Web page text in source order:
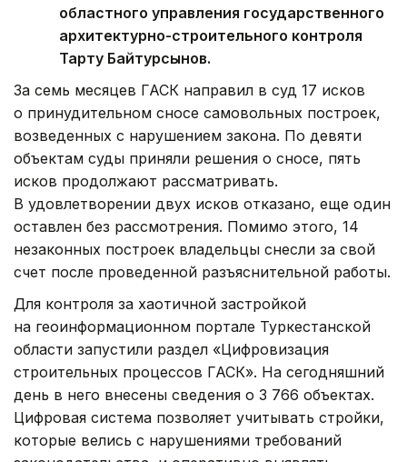
областного управления государственного
архитектурно-строительного контроля
Тарту Байтурсынов.
За семь месяцев ГАСК направил в суд 17 исков
о принудительном сносе самовольных построек,
возведенных с нарушением закона. По девяти
объектам суды приняли решения о сносе, пять
исков продолжают рассматривать.
В удовлетворении двух исков отказано, еще один
оставлен без рассмотрения. Помимо этого, 14
незаконных построек владельцы снесли за свой
счет после проведенной разъяснительной работы.
Для контроля за хаотичной застройкой
на геоинформационном портале Туркестанской
области запустили раздел «Цифровизация
строительных процессов ГАСК». На сегодняшний
день в него внесены сведения о 3 766 объектах.
Цифровая система позволяет учитывать стройки,
которые велись с нарушениями требований